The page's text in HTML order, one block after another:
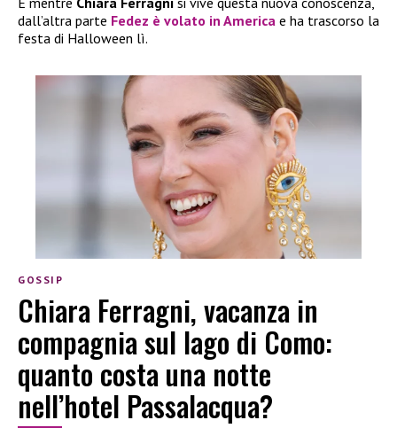
dall’altra parte Fedez è volato in America e ha trascorso la
festa di Halloween lì.
GOSSIP
Chiara Ferragni, vacanza in
compagnia sul lago di Como:
quanto costa una notte
nell’hotel Passalacqua?